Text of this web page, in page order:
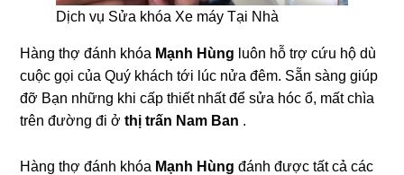
Dịch vụ Sửa khóa Xe máy Tại Nhà
Hàng thợ đánh khóa Mạnh Hùng luôn hỗ trợ cứu hộ dù
cuộc gọi của Quý khách tới lúc nửa đêm. Sẵn sàng giúp
đỡ Bạn những khi cấp thiết nhất để sửa hóc ổ, mất chìa
trên đường đi ởthị trấn Nam Ban .
Hàng thợ đánh khóa Mạnh Hùng đánh được tất cả các